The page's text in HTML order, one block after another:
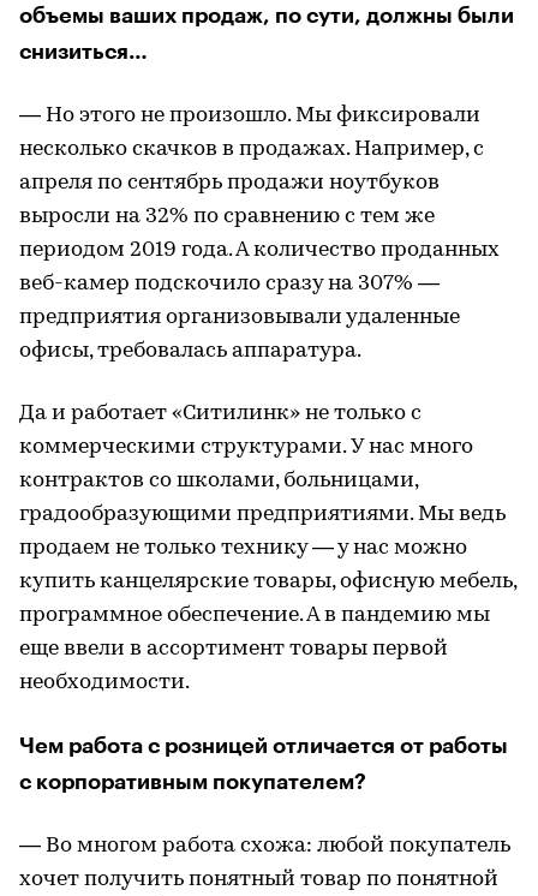
объемы ваших продаж, по сути, должны были
снизиться…
— Но этого не произошло. Мы фиксировали
несколько скачков в продажах. Например, с
апреля по сентябрь продажи ноутбуков
выросли на 32% по сравнению с тем же
периодом 2019 года. А количество проданных
веб-камер подскочило сразу на 307% —
предприятия организовывали удаленные
офисы, требовалась аппаратура.
Да и работает «Ситилинк» не только с
коммерческими структурами. У нас много
контрактов со школами, больницами,
градообразующими предприятиями. Мы ведь
продаем не только технику — у нас можно
купить канцелярские товары, офисную мебель,
программное обеспечение. А в пандемию мы
еще ввели в ассортимент товары первой
необходимости.
Чем работа с розницей отличается от работы
с корпоративным покупателем?
— Во многом работа схожа: любой покупатель
хочет получить понятный товар по понятной